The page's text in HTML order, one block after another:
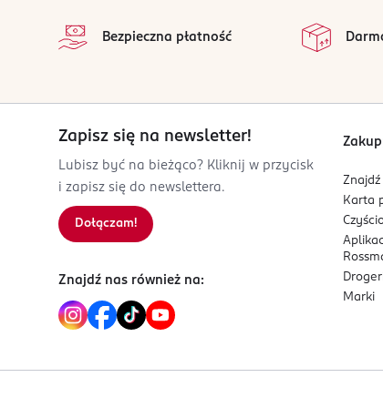
Esencja ma ultralekką formułę, która
Linia Yoskine Zen Lift
Nowoczesna linia pielęgnacyjna inspirowana
Bezpieczna płatność
Zapisz się na newsletter!
Lubisz być na bieżąco? Kliknij w przycisk
i zapisz się do newslettera.
Dołączam!
Znajdź nas również na:
Karta
Marki